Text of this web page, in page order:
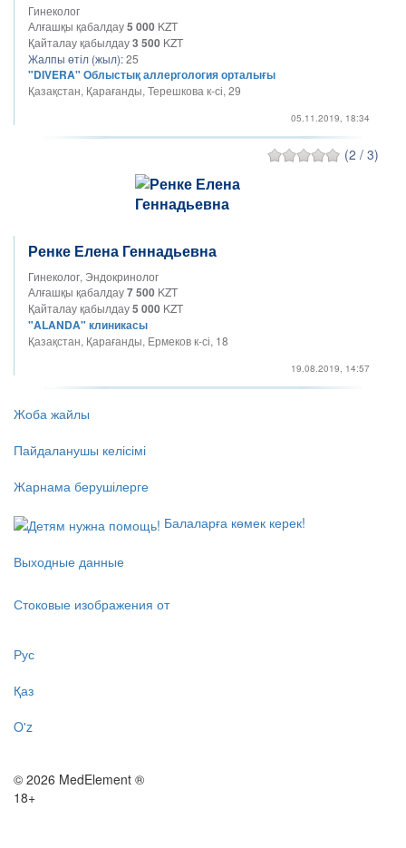
Гинеколог
Алғашқы қабалдау5 000 KZT
Қайталау қабылдау3 500 KZT
Жалпы өтіл (жыл):25
"DIVERA" Облыстық аллергология орталығы
Қазақстан, Қарағанды, Терешкова к-сі, 29
05.11.2019, 18:34
(2 / 3)
Ренке Елена Геннадьевна
Гинеколог, Эндокринолог
Алғашқы қабалдау7 500 KZT
Қайталау қабылдау5 000 KZT
"ALANDA" клиникасы
Қазақстан, Қарағанды, Ермеков к-сі, 18
19.08.2019, 14:57
Жоба жайлы
Пайдаланушы келісімі
Жарнама берушілерге
Балаларға көмек керек!
Выходные данные
Стоковые изображения от
Рус
Қаз
O'z
© 2026 MedElement ®
18+